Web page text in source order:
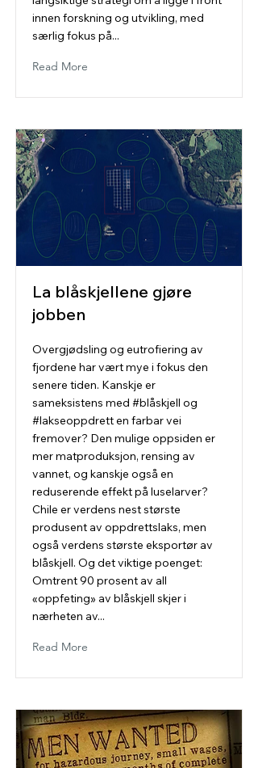
innen forskning og utvikling, med
særlig fokus på...
Read More
La blåskjellene gjøre
jobben
Overgjødsling og eutrofiering av
fjordene har vært mye i fokus den
senere tiden. Kanskje er
sameksistens med #blåskjell og
#lakseoppdrett en farbar vei
fremover? Den mulige oppsiden er
mer matproduksjon, rensing av
vannet, og kanskje også en
reduserende effekt på luselarver?
Chile er verdens nest største
produsent av oppdrettslaks, men
også verdens største eksportør av
blåskjell. Og det viktige poenget:
Omtrent 90 prosent av all
«oppfeting» av blåskjell skjer i
nærheten av...
Read More